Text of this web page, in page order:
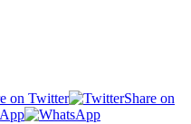
on Twitter
Share on